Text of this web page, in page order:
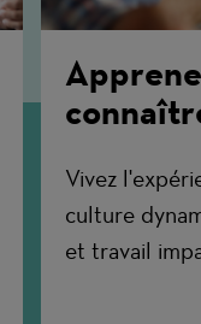
Vivez
culture
et travail